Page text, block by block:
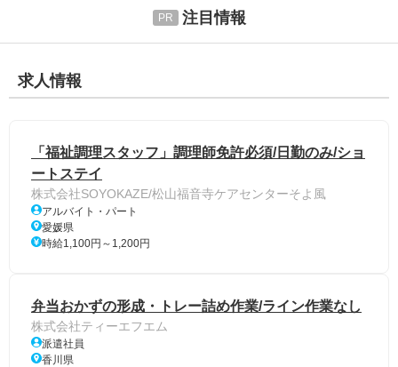
注目情報
求人情報
「福祉調理スタッフ」調理師免許必須/日勤のみ/ショ
ートステイ
株式会社SOYOKAZE/松山福音寺ケアセンターそよ風
アルバイト・パート
愛媛県
時給1,100円～1,200円
弁当おかずの形成・トレー詰め作業/ライン作業なし
株式会社ティーエフエム
派遣社員
香川県